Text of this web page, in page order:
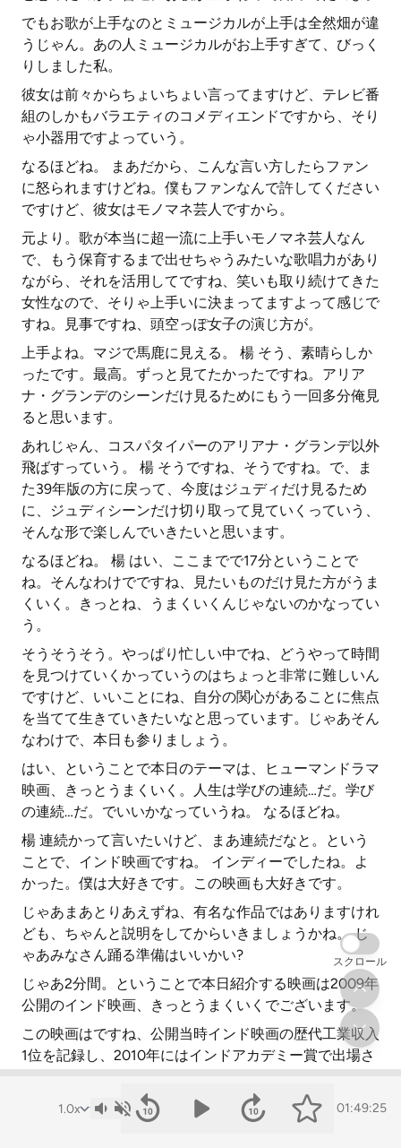
でもお歌が上手なのとミュージカルが上手は全然畑が違
うじゃん。あの人ミュージカルがお上手すぎて、びっく
りしました私。
彼女は前々からちょいちょい言ってますけど、テレビ番
組のしかもバラエティのコメディエンドですから、そり
ゃ小器用ですよっていう。
なるほどね。 まあだから、こんな言い方したらファン
に怒られますけどね。僕もファンなんで許してください
ですけど、彼女はモノマネ芸人ですから。
元より。歌が本当に超一流に上手いモノマネ芸人なん
で、もう保育するまで出せちゃうみたいな歌唱力があり
ながら、それを活用してですね、笑いも取り続けてきた
女性なので、そりゃ上手いに決まってますよって感じで
すね。見事ですね、頭空っぽ女子の演じ方が。
上手よね。マジで馬鹿に見える。 楊 そう、素晴らしか
ったです。最高。ずっと見てたかったですね。アリア
ナ・グランデのシーンだけ見るためにもう一回多分俺見
ると思います。
あれじゃん、コスパタイパーのアリアナ・グランデ以外
飛ばすっていう。 楊 そうですね、そうですね。で、ま
た39年版の方に戻って、今度はジュディだけ見るため
に、ジュディシーンだけ切り取って見ていくっていう、
そんな形で楽しんでいきたいと思います。
なるほどね。 楊 はい、ここまでで17分ということで
ね。そんなわけでですね、見たいものだけ見た方がうま
くいく。きっとね、うまくいくんじゃないのかなってい
う。
そうそうそう。やっぱり忙しい中でね、どうやって時間
を見つけていくかっていうのはちょっと非常に難しいん
ですけど、いいことにね、自分の関心があることに焦点
を当てて生きていきたいなと思っています。じゃあそん
なわけで、本日も参りましょう。
はい、ということで本日のテーマは、ヒューマンドラマ
映画、きっとうまくいく。人生は学びの連続…だ。学び
の連続…だ。でいいかなっていうね。 なるほどね。
楊 連続かって言いたいけど、まあ連続だなと。という
ことで、インド映画ですね。 インディーでしたね。よ
かった。僕は大好きです。この映画も大好きです。
じゃあまあとりあえずね、有名な作品ではありますけれ
ども、ちゃんと説明をしてからいきましょうかね。 じ
ゃあみなさん踊る準備はいいかい?
じゃあ2分間。ということで本日紹介する映画は2009年
公開のインド映画、きっとうまくいくでございます。
この映画はですね、公開当時インド映画の歴代工業収入
1位を記録し、2010年にはインドアカデミー賞で出場さ
舞台はですね、インド屈指の超難関工科大学IC、家族の
期待を背負ってエリートの道へと素早く入学したファル
01:49:25
スクロール